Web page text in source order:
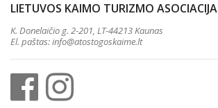
LIETUVOS KAIMO TURIZMO ASOCIACIJA
K. Donelaičio g. 2-201, LT-44213 Kaunas
El. paštas:info@atostogoskaime.lt